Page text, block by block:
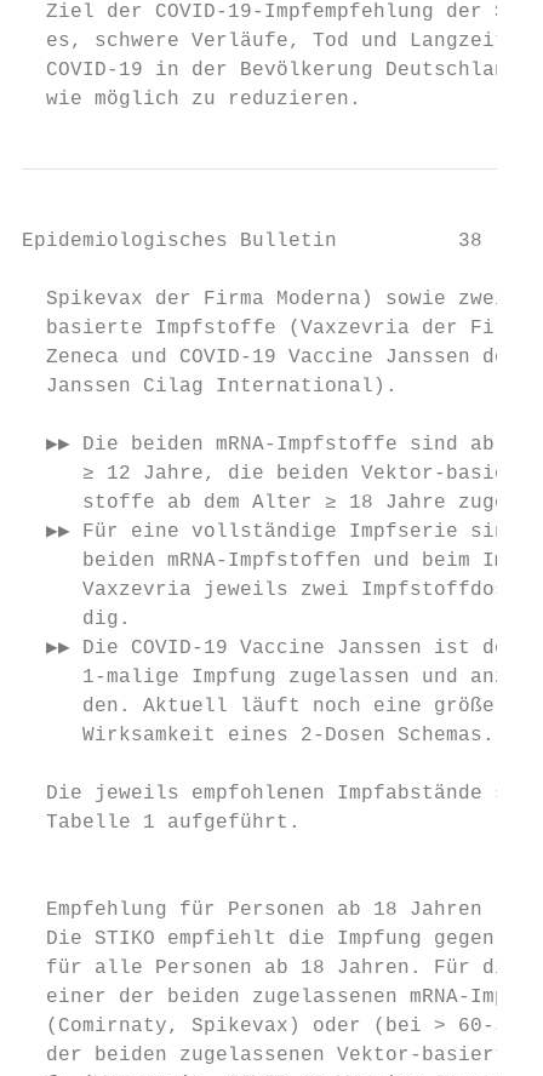
Ziel der COVID-19-Impfempfehlung der
es, schwere Verläufe, Tod und
COVID-19 in der Bevölkerung
wie möglich zu reduzieren.
Epidemiologisches Bulletin
Spikevax der Firma Moderna) sowie zwei
basierte Impfstoffe (Vaxzevria der
Zeneca und COVID-19 Vaccine Janssen der
Janssen Cilag International).
▶▶ Die beiden mRNA-Impfstoffe sind ab
≥ 12 Jahre, die beiden Vektor-
stoffe ab dem Alter ≥ 18 Jahre
▶▶ Für eine vollständige Impfserie sind
beiden mRNA-Impfstoffen und beim
Vaxzevria jeweils zwei
dig.
▶▶ Die COVID-19 Vaccine Janssen ist
1-malige Impfung zugelassen und
den. Aktuell läuft noch eine größere
Wirksamkeit eines 2-Dosen Schemas.
Die jeweils empfohlenen Impfabstände
  Tabelle 1 aufgeführt.
Empfehlung für Personen ab 18 Jahren
Die STIKO empfiehlt die Impfung gegen
für alle Personen ab 18 Jahren. Für die
einer der beiden zugelassenen mRNA-
(Comirnaty, Spikevax) oder (bei > 60-
der beiden zugelassenen Vektor-